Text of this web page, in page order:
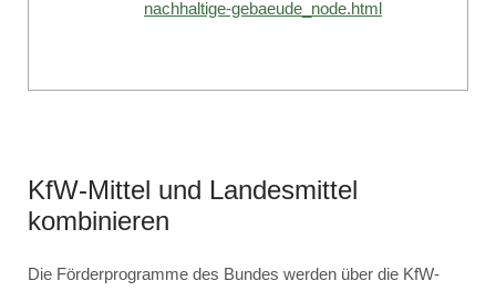
nachhaltige-gebaeude_node.html
KfW-Mittel und Landesmittel
kombinieren
Die Förderprogramme des Bundes werden über die KfW-